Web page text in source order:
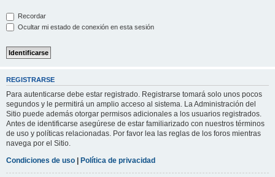
Recordar
Ocultar mi estado de conexión en esta sesión
REGISTRARSE
Para autenticarse debe estar registrado. Registrarse tomará solo unos pocos
segundos y le permitirá un amplio acceso al sistema. La Administración del
Sitio puede además otorgar permisos adicionales a los usuarios registrados.
Antes de identificarse asegúrese de estar familiarizado con nuestros términos
de uso y políticas relacionadas. Por favor lea las reglas de los foros mientras
navega por el Sitio.
Condiciones de uso | Política de privacidad